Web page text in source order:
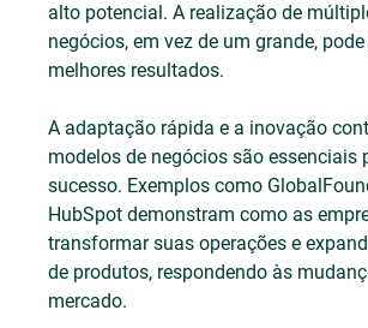
alto potencial. A realização de
negócios, em vez de um grande,
melhores resultados.
A adaptação rápida e a inovação
modelos de negócios são essenciais
sucesso. Exemplos como
HubSpot demonstram como as
transformar suas operações e
de produtos, respondendo às
mercado.